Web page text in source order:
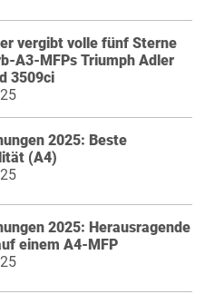
vergibt volle fünf Sterne
A3-MFPs Triumph Adler
3509ci
2025: Beste
(A4)
2025: Herausragende
einem A4-MFP